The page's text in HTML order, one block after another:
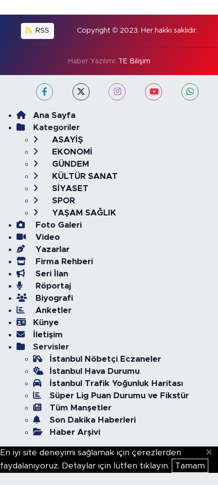
RSS Copyright © 2023. Her hakkı saklıdır.
Haber Yazılımı: TE Bilişim
Ana Sayfa
Kategoriler
ASAYİŞ
EKONOMİ
GÜNDEM
KÜLTÜR SANAT
SİYASET
SPOR
YAŞAM SAĞLIK
Foto Galeri
Video
Yazarlar
Firma Rehberi
Seri İlan
Röportaj
Biyografi
Anketler
Künye
İletişim
Servisler
İstanbul Nöbetçi Eczaneler
İstanbul Hava Durumu
İstanbul Trafik Yoğunluk Haritası
Süper Lig Puan Durumu ve Fikstür
Tüm Manşetler
Son Dakika Haberleri
Haber Arşivi
En iyi site deneyimi sağlamak için çerezlerden
faydalanıyoruz. Detaylar için lütfen tıklayın.
Tamam